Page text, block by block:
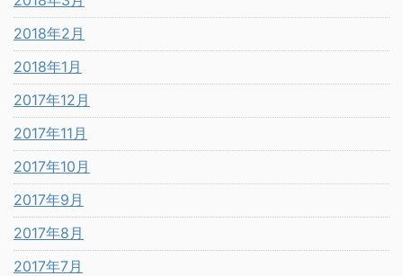
2018年2月
2018年1月
2017年12月
2017年11月
2017年10月
2017年9月
2017年8月
2017年7月